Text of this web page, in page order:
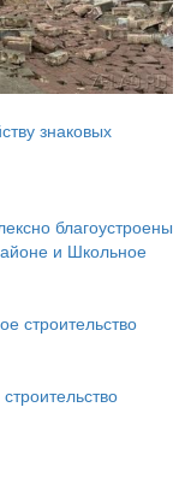
знаковых
благоустроены
и Школьное